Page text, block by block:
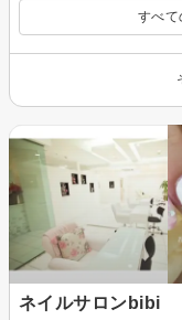
すべて
ネイルサロンbibi